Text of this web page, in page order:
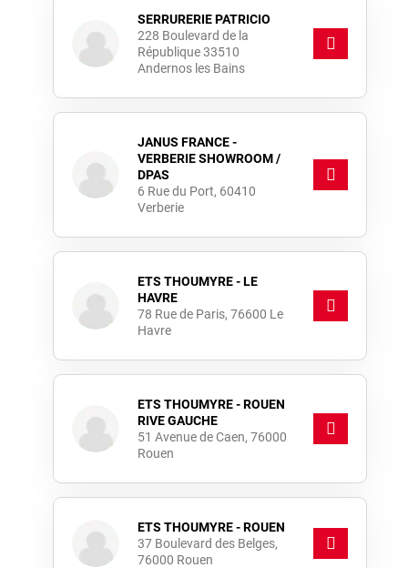
SERRURERIE PATRICIO
228 Boulevard de la
République 33510
Andernos les Bains
JANUS FRANCE -
VERBERIE SHOWROOM /
DPAS
6 Rue du Port, 60410
Verberie
ETS THOUMYRE - LE
HAVRE
78 Rue de Paris, 76600 Le
Havre
ETS THOUMYRE - ROUEN
RIVE GAUCHE
51 Avenue de Caen, 76000
Rouen
ETS THOUMYRE - ROUEN
37 Boulevard des Belges,
76000 Rouen